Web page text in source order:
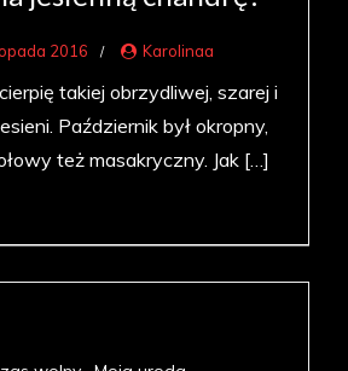
2016 Karolinaa
takiej obrzydliwej, szarej i
Październik był okropny,
też masakryczny. Jak […]